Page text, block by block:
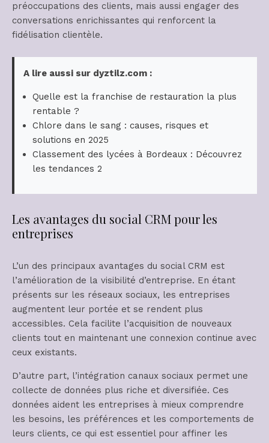
préoccupations des clients, mais aussi engager des
conversations enrichissantes qui renforcent la
fidélisation clientèle.
A lire aussi sur dyztilz.com :
Quelle est la franchise de restauration la plus
rentable ?
Chlore dans le sang : causes, risques et
solutions en 2025
Classement des lycées à Bordeaux : Découvrez
les tendances 2
Les avantages du social CRM pour les
entreprises
L’un des principaux avantages du social CRM est
l’amélioration de la visibilité d’entreprise. En étant
présents sur les réseaux sociaux, les entreprises
augmentent leur portée et se rendent plus
accessibles. Cela facilite l’acquisition de nouveaux
clients tout en maintenant une connexion continue avec
ceux existants.
D’autre part, l’intégration canaux sociaux permet une
collecte de données plus riche et diversifiée. Ces
données aident les entreprises à mieux comprendre
les besoins, les préférences et les comportements de
leurs clients, ce qui est essentiel pour affiner les